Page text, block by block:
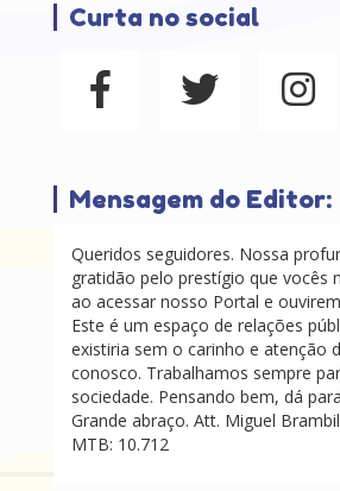
Curta no social
Mensagem do Editor:
Queridos seguidores. Nossa
gratidão pelo prestígio que vocês
ao acessar nosso Portal e
Este é um espaço de relações
existiria sem o carinho e atenção
conosco. Trabalhamos sempre
sociedade. Pensando bem, dá
Grande abraço. Att. Miguel
MTB: 10.712